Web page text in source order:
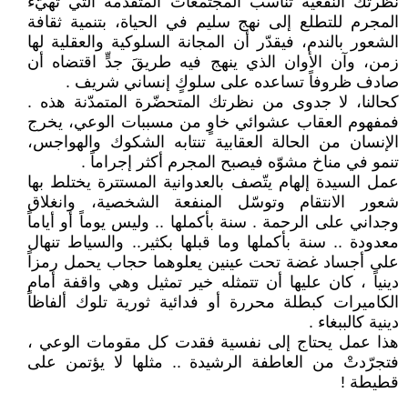
المجرم للتطلع إلى نهج سليم في الحياة، بتنمية ثقافة
الشعور بالندم، فيقدّر أن المجانة السلوكية والعقلية لها
زمن، وآن الأوان الذي ينهج فيه طريقَ جدٍّ اقتضاه أن
صادف ظروفاً تساعده على سلوكٍ إنساني شريف .
كحالنا، لا جدوى من نظرتك المتحضّرة المتمدّنة هذه .
فمفهوم العقاب عشوائي خاوٍ من مسببات الوعي، يخرج
الإنسان من الحالة العقابية تنتابه الشكوك والهواجس،
تنمو في مناخ مشوّه فيصبح المجرم أكثر إجراماً .
عمل السيدة إلهام يتّصف بالعدوانية المستترة يختلط بها
شعور الانتقام وتوسّل المنفعة الشخصية، وانغلاق
وجداني على الرحمة . سنة بأكملها .. وليس يوماً أو أياماً
معدودة .. سنة بأكملها وما قبلها بكثير.. والسياط تنهال
على أجساد غضة تحت عينين يعلوهما حجاب يحمل رمزاً
دينياً ، كان عليها أن تتمثله خير تمثيل وهي واقفة أمام
الكاميرات كبطلة محررة أو فدائية ثورية تلوك ألفاظاً
دينية كالببغاء .
هذا عمل يحتاج إلى نفسية فقدت كل مقومات الوعي ،
فتجرّدتْ من العاطفة الرشيدة .. مثلها لا يؤتمن على
قطيطة !